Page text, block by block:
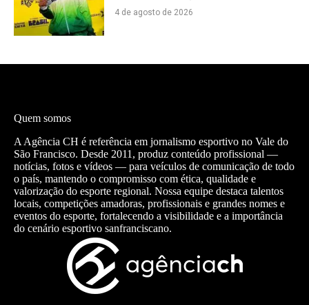
4 de agosto de 2026
Quem somos
A Agência CH é referência em jornalismo esportivo no Vale do
São Francisco. Desde 2011, produz conteúdo profissional —
notícias, fotos e vídeos — para veículos de comunicação de todo
o país, mantendo o compromisso com ética, qualidade e
valorização do esporte regional. Nossa equipe destaca talentos
locais, competições amadoras, profissionais e grandes nomes e
eventos do esporte, fortalecendo a visibilidade e a importância
do cenário esportivo sanfranciscano.